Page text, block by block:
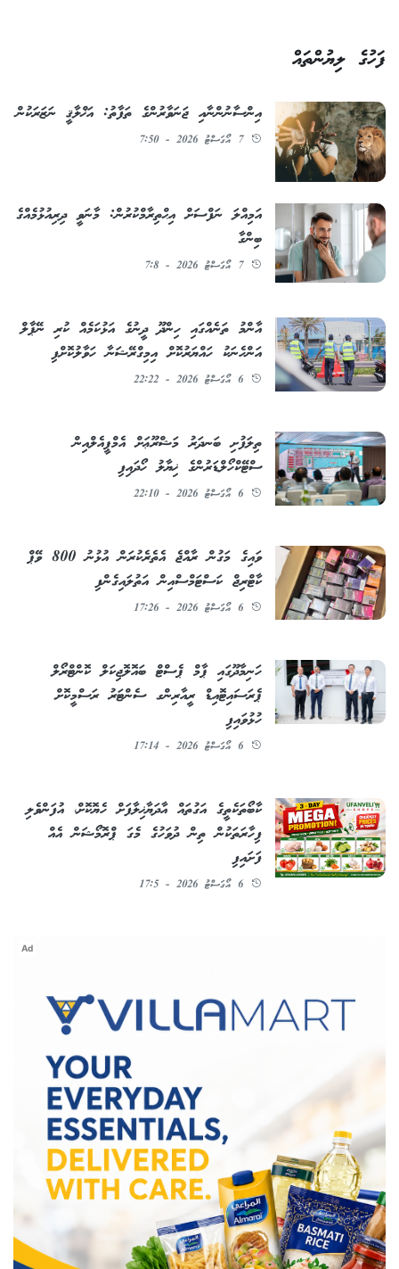
ފަހުގެ ލިޔުންތައް
އިންސާނުންނާއި ޖަނަވާރުންގެ ތަފާތު: އަޚްލާޤީ ނަޒަރަކުން
7 އޯގަސްޓު 2026 - 7:50
އަމިއްލަ ނަފްސަށް އިޙްތިރާމްކުރުން: މާނަވީ ދިރިއުޅުމެއްގެ
ބިންގާ
7 އޯގަސްޓު 2026 - 7:8
އާންމު ތަނެއްގައި ހިންދޫ ދީނުގެ އަޅުކަމެއް ކުރި ނޭޕާލް
އަންހެނަކު ހައްޔަރުކޮށް އިމިގްރޭޝަނާ ހަވާލުކޮށްފި
6 އޯގަސްޓު 2026 - 22:22
ތިލަފުށި ބަނދަރު މަޝްރޫޢަށް އެމްޕީއެލްއިން
ސްޓޭކްހޯލްޑަރުންގެ ޚިޔާލު ހޯދައިފި
6 އޯގަސްޓު 2026 - 22:10
ވައިގެ މަގުން ރާއްޖެ އެތެރެކުރަން އުޅުނު 800 ވޭޕް
ކާޓްރިޖް ކަސްޓަމްސްއިން އަތުލައިގެންފި
6 އޯގަސްޓު 2026 - 17:26
ހަނިމާދޫގައި ޕާމް ޕެސްޓް ބައޮލޮޖިކަލް ކޮންޓްރޯލް
ޕެރަސައިޓޮއިޑް ރީއާރިންގ ސެންޓަރު ރަސްމީކޮށް
ހުޅުވައިފި
6 އޯގަސްޓު 2026 - 17:14
ކާބޯތަކެތީގެ އަގުތައް އާދަޔާޚިލާފަށް ހެޔޮކޮށް، އުފަންވެލި
ފިހާރަތަކުން ތިން ދުވަހުގެ މެގަ ޕްރޮމޯޝަން އެއް
ފަށައިފި
6 އޯގަސްޓު 2026 - 17:5
Ad